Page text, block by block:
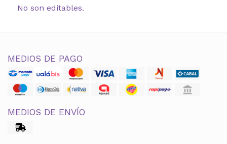
No son editables.
MEDIOS DE PAGO
MEDIOS DE ENVÍO